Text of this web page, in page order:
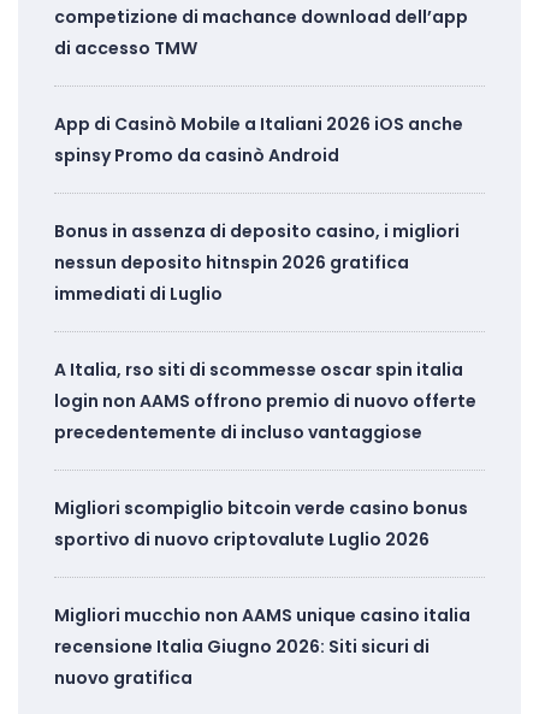
competizione di machance download dell’app
di accesso TMW
App di Casinò Mobile a Italiani 2026 iOS anche
spinsy Promo da casinò Android
Bonus in assenza di deposito casino, i migliori
nessun deposito hitnspin 2026 gratifica
immediati di Luglio
A Italia, rso siti di scommesse oscar spin italia
login non AAMS offrono premio di nuovo offerte
precedentemente di incluso vantaggiose
Migliori scompiglio bitcoin verde casino bonus
sportivo di nuovo criptovalute Luglio 2026
Migliori mucchio non AAMS unique casino italia
recensione Italia Giugno 2026: Siti sicuri di
nuovo gratifica